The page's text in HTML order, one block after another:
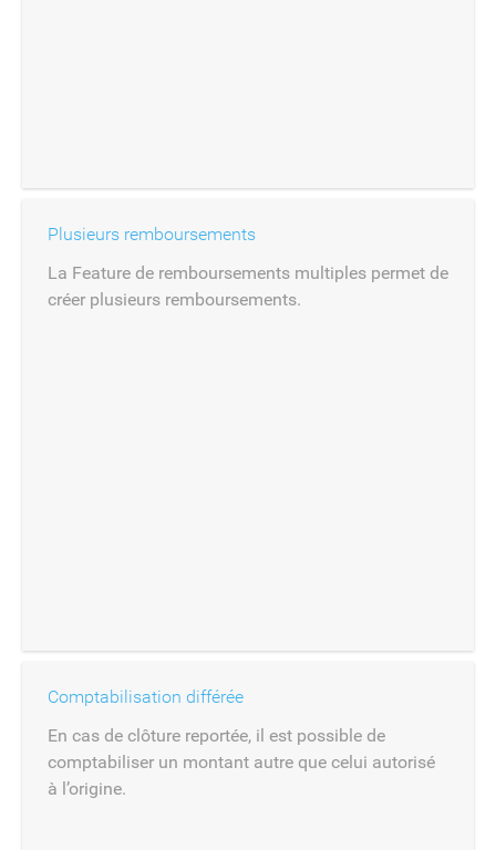
Plusieurs remboursements
La Feature de remboursements multiples permet de
créer plusieurs remboursements.
Comptabilisation différée
En cas de clôture reportée, il est possible de
comptabiliser un montant autre que celui autorisé
à l’origine.